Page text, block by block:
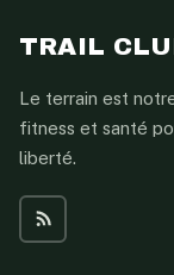
TRAIL
Le terrain est
fitness et santé
liberté.